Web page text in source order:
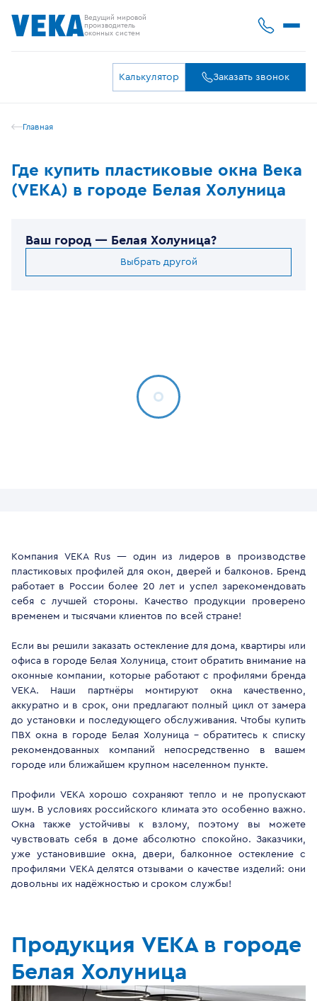
Ведущий мировой
производитель
оконных систем
Калькулятор Заказать звонок
Главная
Где купить пластиковые окна Века
(VEKA) в городе Белая Холуница
Ваш город — Белая Холуница?
Выбрать другой
Компания VEKA Rus — один из лидеров в производстве
пластиковых профилей для окон, дверей и балконов. Бренд
работает в России более 20 лет и успел зарекомендовать
себя с лучшей стороны. Качество продукции проверено
временем и тысячами клиентов по всей стране!
Если вы решили заказать остекление для дома, квартиры или
офиса в городе Белая Холуница, стоит обратить внимание на
оконные компании, которые работают с профилями бренда
VEKA. Наши партнёры монтируют окна качественно,
аккуратно и в срок, они предлагают полный цикл от замера
до установки и последующего обслуживания. Чтобы купить
ПВХ окна в городе Белая Холуница - обратитесь к списку
рекомендованных компаний непосредственно в вашем
городе или ближайшем крупном населенном пункте.
Профили VEKA хорошо сохраняют тепло и не пропускают
шум. В условиях российского климата это особенно важно.
Окна также устойчивы к взлому, поэтому вы можете
чувствовать себя в доме абсолютно спокойно. Заказчики,
уже установившие окна, двери, балконное остекление с
профилями VEKA делятся отзывами о качестве изделий: они
довольны их надёжностью и сроком службы!
Продукция VEKA в городе
Белая Холуница